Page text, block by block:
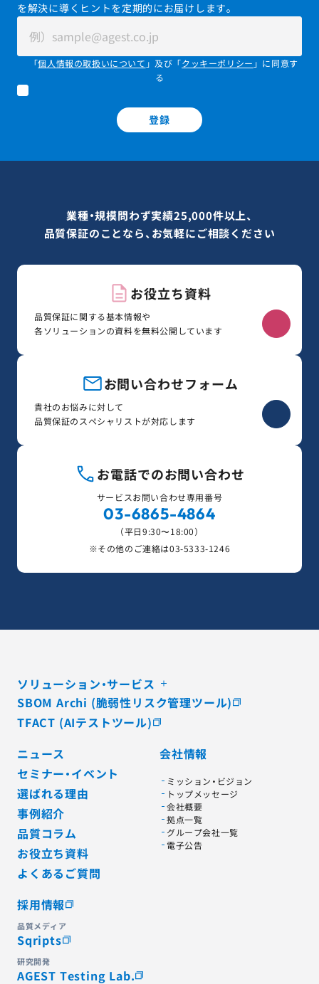
を解決に導くヒントを定期的にお届けします。
「個人情報の取扱いについて 」及び「クッキーポリシー 」に同意す
る
登録
業種・規模問わず実績25,000件以上、
品質保証のことなら、お気軽にご相談ください
お役立ち資料
品質保証に関する基本情報や
各ソリューションの資料を無料公開しています
お問い合わせフォーム
貴社のお悩みに対して
品質保証のスペシャリストが対応します
お電話でのお問い合わせ
サービスお問い合わせ専用番号
03-6865-4864
（平日9:30〜18:00）
※その他のご連絡は03-5333-1246
ソリューション・サービス
SBOM Archi (脆弱性リスク管理ツール)
TFACT (AIテストツール)
ニュース
セミナー・イベント
選ばれる理由
事例紹介
品質コラム
お役立ち資料
よくあるご質問
会社情報
ミッション・ビジョン
トップメッセージ
会社概要
拠点一覧
グループ会社一覧
電子公告
採用情報
品質メディア
Sqripts
研究開発
AGEST Testing Lab.